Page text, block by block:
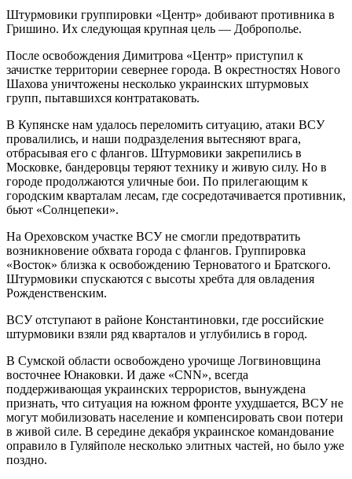
Штурмовики группировки «Центр» добивают противника в
Гришино. Их следующая крупная цель — Доброполье.
После освобождения Димитрова «Центр» приступил к
зачистке территории севернее города. В окрестностях Нового
Шахова уничтожены несколько украинских штурмовых
групп, пытавшихся контратаковать.
В Купянске нам удалось переломить ситуацию, атаки ВСУ
провалились, и наши подразделения вытесняют врага,
отбрасывая его с флангов. Штурмовики закрепились в
Московке, бандеровцы теряют технику и живую силу. Но в
городе продолжаются уличные бои. По прилегающим к
городским кварталам лесам, где сосредотачивается противник,
бьют «Солнцепеки».
На Ореховском участке ВСУ не смогли предотвратить
возникновение обхвата города с флангов. Группировка
«Восток» близка к освобождению Терноватого и Братского.
Штурмовики спускаются с высоты хребта для овладения
Рожденственским.
ВСУ отступают в районе Константиновки, где российские
штурмовики взяли ряд кварталов и углубились в город.
В Сумской области освобождено урочище Логвиновщина
восточнее Юнаковки. И даже «CNN», всегда
поддерживающая украинских террористов, вынуждена
признать, что ситуация на южном фронте ухудшается, ВСУ не
могут мобилизовать население и компенсировать свои потери
в живой силе. В середине декабря украинское командование
оправило в Гуляйполе несколько элитных частей, но было уже
поздно.